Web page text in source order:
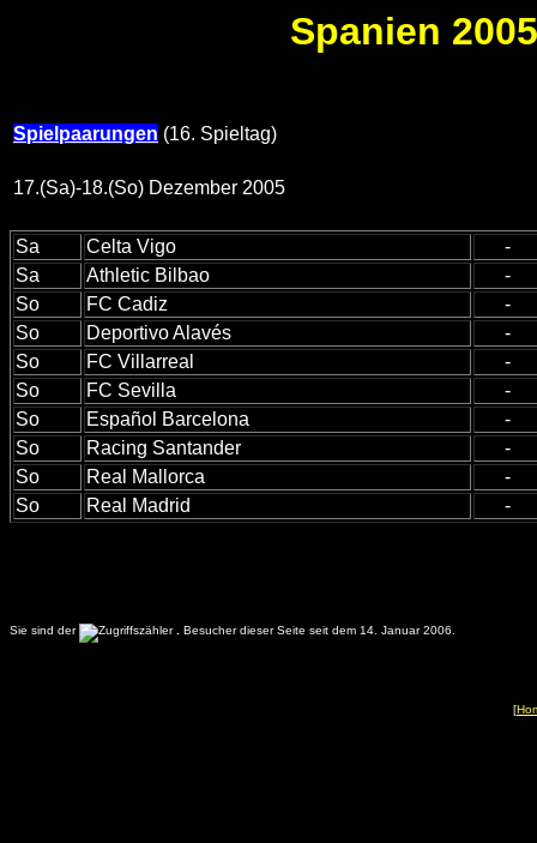
Spanien
Spielpaarungen (16. Spieltag)
17.(Sa)-18.(So) Dezember 2005
Sa Celta Vigo
-
Sa
Athletic Bilbao
-
So
FC Cadiz
-
So
Deportivo Alavés
-
So
FC Villarreal
-
So
FC Sevilla
-
So
Español Barcelona
-
So
Racing Santander
-
So
Real Mallorca
-
So
Real Madrid -
Sie sind der . Besucher dieser Seite seit dem 14. Januar 2006.
[